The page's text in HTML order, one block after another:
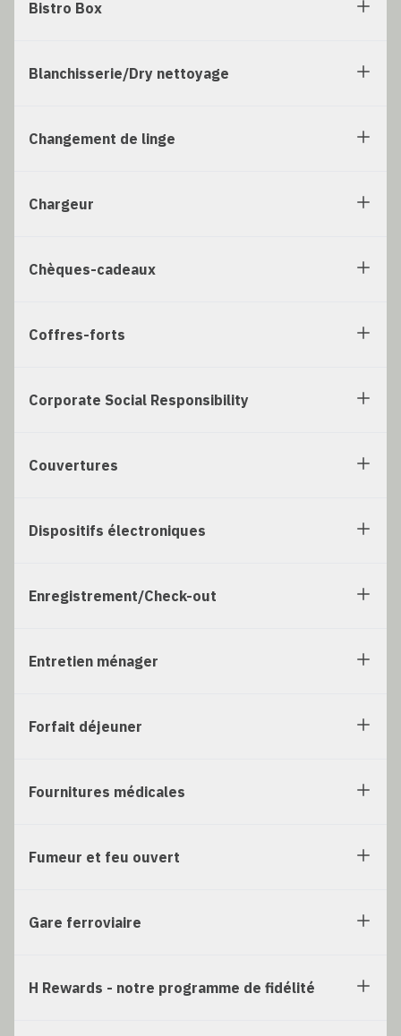
Bistro Box
Blanchisserie/Dry nettoyage
Changement de linge
Chargeur
Chèques-cadeaux
Coffres-forts
Corporate Social Responsibility
Couvertures
Dispositifs électroniques
Enregistrement/Check-out
Entretien ménager
Forfait déjeuner
Fournitures médicales
Fumeur et feu ouvert
Gare ferroviaire
H Rewards - notre programme de fidélité